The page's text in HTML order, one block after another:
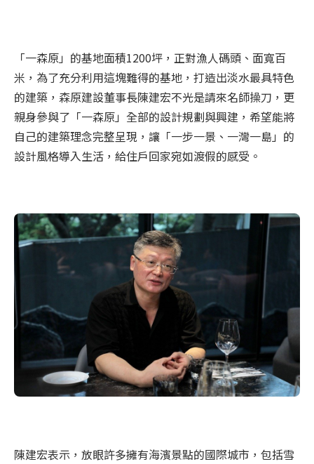
「一森原」的基地面積1200坪，正對漁人碼頭、面寬百
米，為了充分利用這塊難得的基地，打造出淡水最具特色
的建築，森原建設董事長陳建宏不光是請來名師操刀，更
親身參與了「一森原」全部的設計規劃與興建，希望能將
自己的建築理念完整呈現，讓「一步一景、一灣一島」的
設計風格導入生活，給住戶回家宛如渡假的感受。
陳建宏表示，放眼許多擁有海濱景點的國際城市，包括雪